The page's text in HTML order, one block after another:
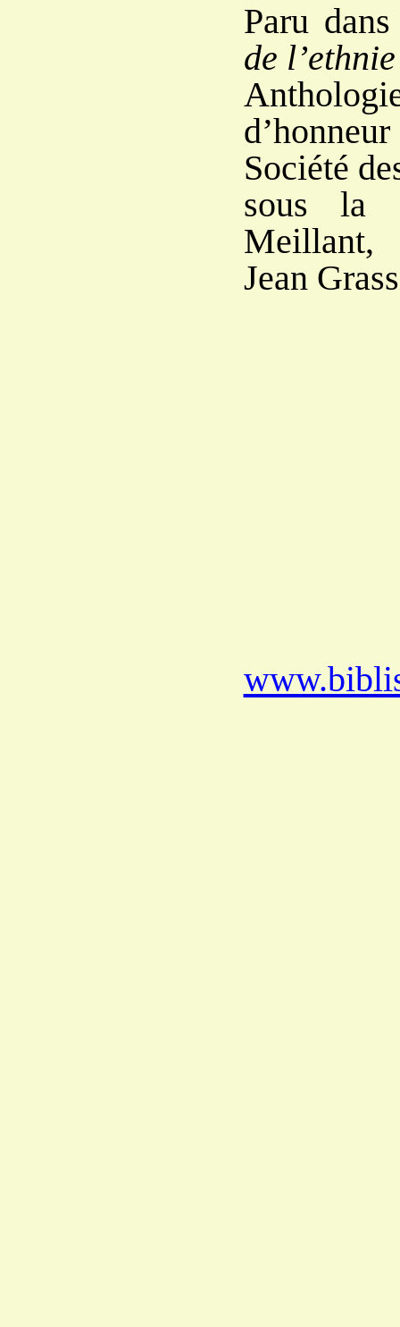
Paru
de
Société
sous la
Meillant,
Jean